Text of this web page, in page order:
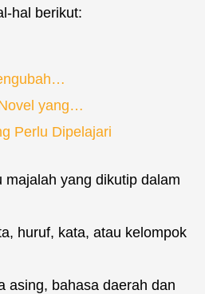
hal berikut:
yang…
Perlu Dipelajari
yang dikutip dalam
huruf, kata, atau kelompok
asing, bahasa daerah dan